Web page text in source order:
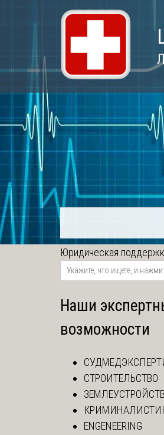
Юридическая
Наши
возможности
СТРОИТЕЛЬСТВО
ENGENEERING